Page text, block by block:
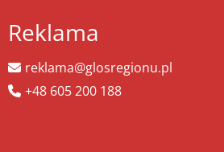
Reklama
reklama@glosregionu.pl
+48 605 200 188